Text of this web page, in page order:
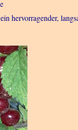
hervorragender,